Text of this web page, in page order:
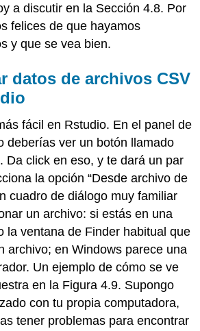
a discutir en la Sección 4.8. Por
felices de que hayamos
y que se vea bien.
datos de archivos CSV
fácil en Rstudio. En el panel de
deberías ver un botón llamado
Da click en eso, y te dará un par
la opción “Desde archivo de
cuadro de diálogo muy familiar
un archivo: si estás en una
la ventana de Finder habitual que
archivo; en Windows parece una
Un ejemplo de cómo se ve
en la Figura 4.9. Supongo
con tu propia computadora,
tener problemas para encontrar